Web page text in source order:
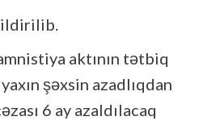
aktının tətbiq
şəxsin azadlıqdan
6 ay azaldılacaq